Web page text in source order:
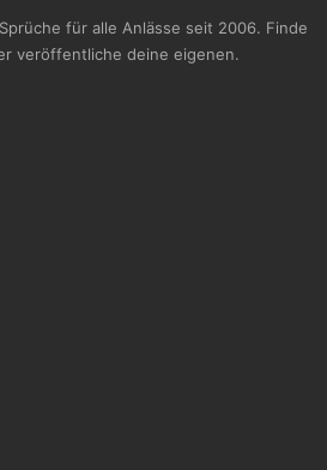
für alle Anlässe seit 2006. Finde
veröffentliche deine eigenen.